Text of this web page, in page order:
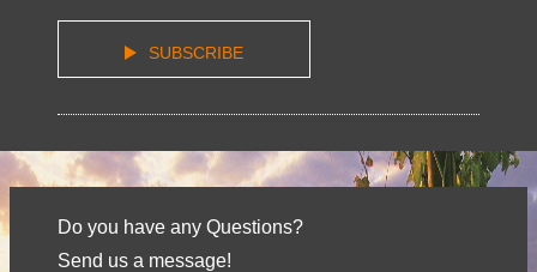
SUBSCRIBE
Do you have any Questions?
Send us a message!